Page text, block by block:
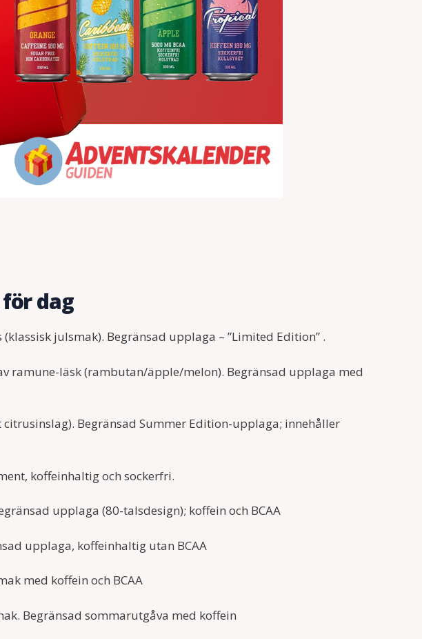
dag
julsmak). Begränsad upplaga – ”Limited Edition” .
ramune-läsk (rambutan/äpple/melon). Begränsad upplaga med
Begränsad Summer Edition-upplaga; innehåller
koffeinhaltig och sockerfri.
upplaga (80-talsdesign); koffein och BCAA
upplaga, koffeinhaltig utan BCAA
med koffein och BCAA
Begränsad sommarutgåva med koffein